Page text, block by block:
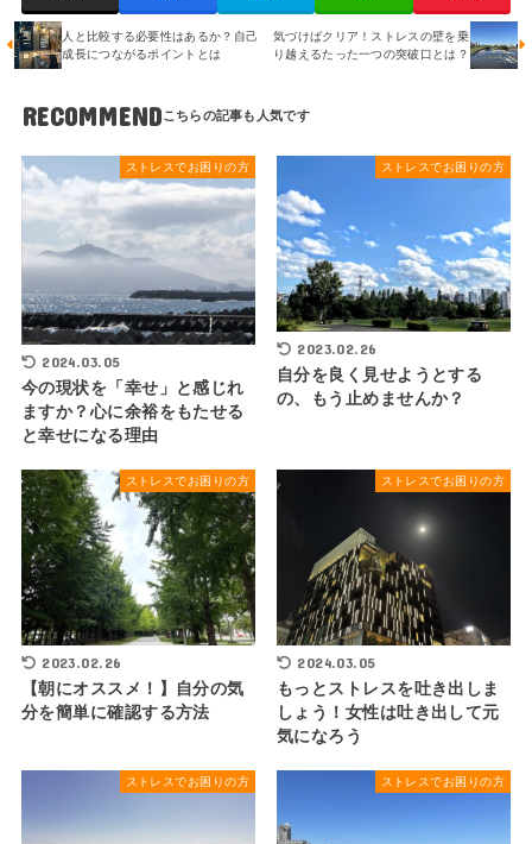
人と比較する必要性はあるか？自己
成長につながるポイントとは
気づけばクリア！ストレスの壁を乗
り越えるたった一つの突破口とは？
RECOMMEND
ストレスでお困りの方
2024.03.05
今の現状を「幸せ」と感じれ
ますか？心に余裕をもたせる
と幸せになる理由
ストレスでお困りの方
2023.02.26
自分を良く見せようとする
の、もう止めませんか？
ストレスでお困りの方
2023.02.26
【朝にオススメ！】自分の気
分を簡単に確認する方法
ストレスでお困りの方
2024.03.05
もっとストレスを吐き出しま
しょう！女性は吐き出して元
気になろう
ストレスでお困りの方 ストレスでお困りの方